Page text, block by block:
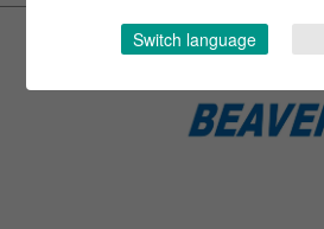
Switch language